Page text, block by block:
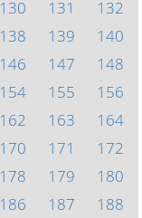
130 131
132
138 139
140
146 147
148
154 155
156
162 163
164
170 171
172
178 179
180
186 187
188